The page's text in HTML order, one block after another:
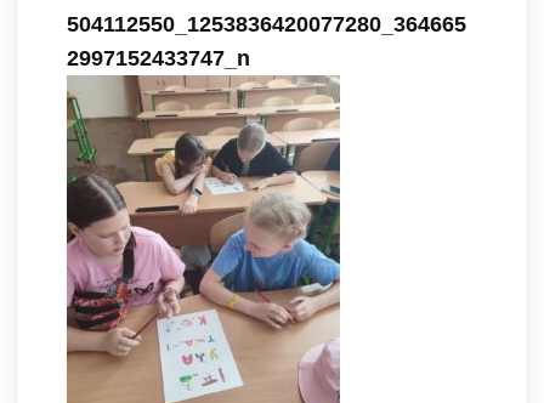
504112550_1253836420077280_364665
2997152433747_n